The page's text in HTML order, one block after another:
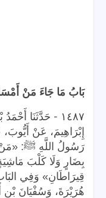
بَابُ مَا جَاءَ مَنْ
١٤٨٧ - حَدَّثَنَا
إِبْرَاهِيمَ، عَنْ
رَسُولُ اللَّهِ ﷺ: «مَنْ
بِضَارٍ وَلَا كَلْبَ
قِيرَاطَانِ» وَفِي
هُرَيْرَةَ، وَسُفْيَانَ